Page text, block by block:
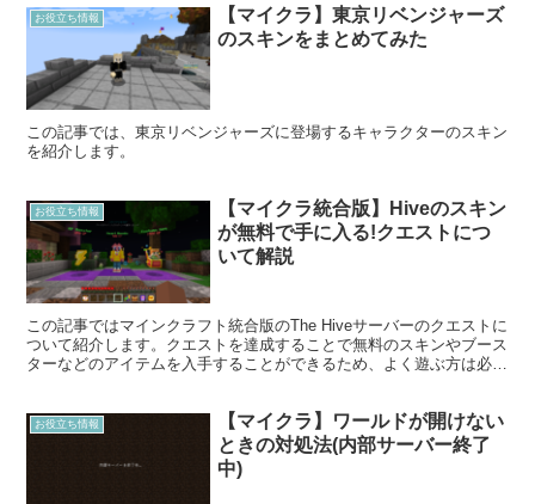
お役立ち情報
【マイクラ】東京リベンジャーズ
のスキンをまとめてみた
この記事では、東京リベンジャーズに登場するキャラクターのスキン
を紹介します。
お役立ち情報
【マイクラ統合版】Hiveのスキン
が無料で手に入る!クエストにつ
いて解説
この記事ではマインクラフト統合版のThe Hiveサーバーのクエストに
ついて紹介します。クエストを達成することで無料のスキンやブース
ターなどのアイテムを入手することができるため、よく遊ぶ方は必見
お役立ち情報
【マイクラ】ワールドが開けない
ときの対処法(内部サーバー終了
中)